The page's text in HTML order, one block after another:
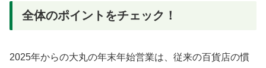
全体のポイントをチェック！
2025年からの大丸の年末年始営業は、従来の百貨店の慣